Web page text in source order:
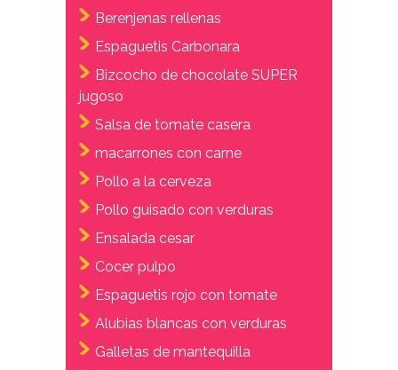
Berenjenas rellenas
Espaguetis Carbonara
Bizcocho de chocolate SUPER
jugoso
Salsa de tomate casera
macarrones con carne
Pollo a la cerveza
Pollo guisado con verduras
Ensalada cesar
Cocer pulpo
Espaguetis rojo con tomate
Alubias blancas con verduras
Galletas de mantequilla